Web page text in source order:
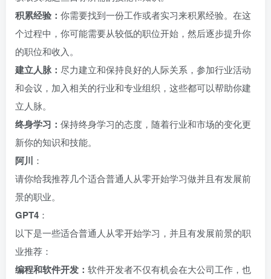
积累经验： 你需要找到一份工作或者实习来积累经验。在这
个过程中，你可能需要从较低的职位开始，然后逐步提升你
的职位和收入。
建立人脉： 尽力建立和保持良好的人际关系，参加行业活动
和会议，加入相关的行业和专业组织，这些都可以帮助你建
立人脉。
终身学习： 保持终身学习的态度，随着行业和市场的变化更
新你的知识和技能。
阿川 ：
请你给我推荐几个适合普通人从零开始学习做并且有发展前
景的职业。
GPT4 ：
以下是一些适合普通人从零开始学习，并且有发展前景的职
业推荐：
编程和软件开发： 软件开发者不仅有机会在大公司工作，也